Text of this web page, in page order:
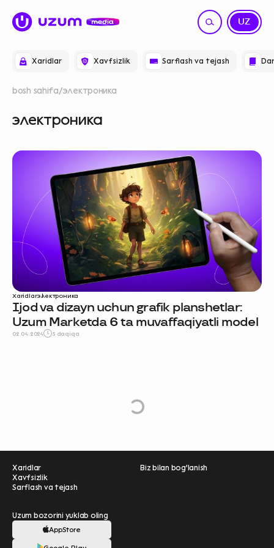
Xaridlar Xavfsizlik Sarflash va tejash
UZ
RU
bosh sahifa электроника
электроника
Xaridlarэлектроника
Ijod va dizayn uchun grafik planshetlar:
Uzum Marketda 6 ta muvaffaqiyatli model
02.04.2024 5 daqiqa
L
o
a
d
M
o
r
e
Xaridlar
Xavfsizlik
Sarflash va tejash
Biz bilan bog'lanish
Uzum bozorini yuklab oling
AppStore